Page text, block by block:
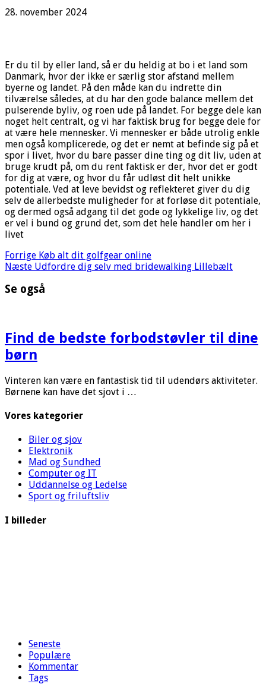
28. november 2024
Er du til by eller land, så er du heldig at bo i et land som
Danmark, hvor der ikke er særlig stor afstand mellem
byerne og landet. På den måde kan du indrette din
tilværelse således, at du har den gode balance mellem det
pulserende byliv, og roen ude på landet. For begge dele kan
noget helt centralt, og vi har faktisk brug for begge dele for
at være hele mennesker. Vi mennesker er både utrolig enkle
men også komplicerede, og det er nemt at befinde sig på et
spor i livet, hvor du bare passer dine ting og dit liv, uden at
bruge krudt på, om du rent faktisk er der, hvor det er godt
for dig at være, og hvor du får udløst dit helt unikke
potentiale. Ved at leve bevidst og reflekteret giver du dig
selv de allerbedste muligheder for at forløse dit potentiale,
og dermed også adgang til det gode og lykkelige liv, og det
er vel i bund og grund det, som det hele handler om her i
livet
Forrige Køb alt dit golfgear online
Næste Udfordre dig selv med bridewalking Lillebælt
Se også
Find de bedste forbodstøvler til dine
børn
Vinteren kan være en fantastisk tid til udendørs aktiviteter.
Børnene kan have det sjovt i …
Vores kategorier
Biler og sjov
Elektronik
Mad og Sundhed
Computer og IT
Uddannelse og Ledelse
Sport og friluftsliv
I billeder
Seneste
Populære
Kommentar
Tags